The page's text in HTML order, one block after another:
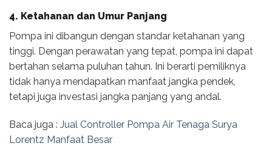
4. Ketahanan dan Umur Panjang
Pompa ini dibangun dengan standar ketahanan yang
tinggi. Dengan perawatan yang tepat, pompa ini dapat
bertahan selama puluhan tahun. Ini berarti pemiliknya
tidak hanya mendapatkan manfaat jangka pendek,
tetapi juga investasi jangka panjang yang andal.
Baca juga : Jual Controller Pompa Air Tenaga Surya
Lorentz Manfaat Besar